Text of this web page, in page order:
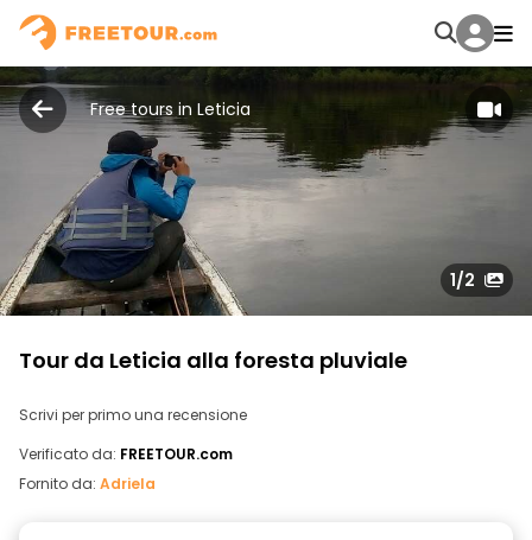
Free tours in Leticia
1/2
Tour da Leticia alla foresta pluviale
Scrivi per primo una recensione
Verificato da: FREETOUR.com
Fornito da: Adriela